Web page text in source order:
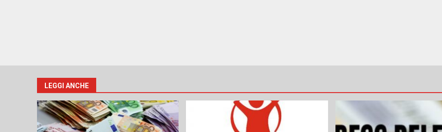
LEGGI ANCHE